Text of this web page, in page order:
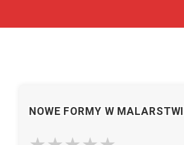
NOWE FORMY W